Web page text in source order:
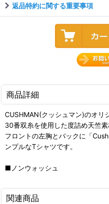
返品特約に関する重要事項
商品詳細
CUSHMAN(クッシュマン)のオリ
30番双糸を使用した度詰め天竺素
フロントの左胸とバックに「
ンプルなTシャツです。
■ノンウォッシュ
関連商品